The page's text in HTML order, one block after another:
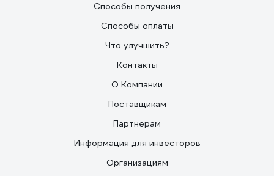
Способы получения
Способы оплаты
Что улучшить?
Контакты
О Компании
Поставщикам
Партнерам
Информация для инвесторов
Организациям